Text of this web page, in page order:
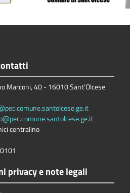
Marconi, 40 - 16010 Sant'Olcese
centralino
privacy e note legali